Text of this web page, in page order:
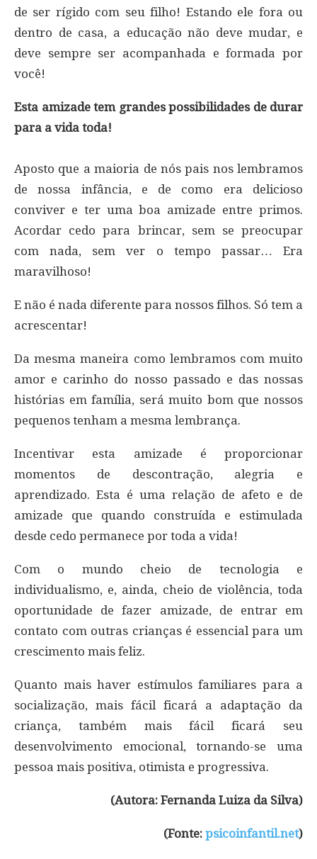
de ser rígido com seu filho! Estando ele fora ou
dentro de casa, a educação não deve mudar, e
deve sempre ser acompanhada e formada por
você!
Esta amizade tem grandes possibilidades de durar
para a vida toda!
Aposto que a maioria de nós pais nos lembramos
de nossa infância, e de como era delicioso
conviver e ter uma boa amizade entre primos.
Acordar cedo para brincar, sem se preocupar
com nada, sem ver o tempo passar… Era
maravilhoso!
E não é nada diferente para nossos filhos. Só tem a
acrescentar!
Da mesma maneira como lembramos com muito
amor e carinho do nosso passado e das nossas
histórias em família, será muito bom que nossos
pequenos tenham a mesma lembrança.
Incentivar esta amizade é proporcionar
momentos de descontração, alegria e
aprendizado. Esta é uma relação de afeto e de
amizade que quando construída e estimulada
desde cedo permanece por toda a vida!
Com o mundo cheio de tecnologia e
individualismo, e, ainda, cheio de violência, toda
oportunidade de fazer amizade, de entrar em
contato com outras crianças é essencial para um
crescimento mais feliz.
Quanto mais haver estímulos familiares para a
socialização, mais fácil ficará a adaptação da
criança, também mais fácil ficará seu
desenvolvimento emocional, tornando-se uma
pessoa mais positiva, otimista e progressiva.
(Autora: Fernanda Luiza da Silva)
(Fonte: psicoinfantil.net)